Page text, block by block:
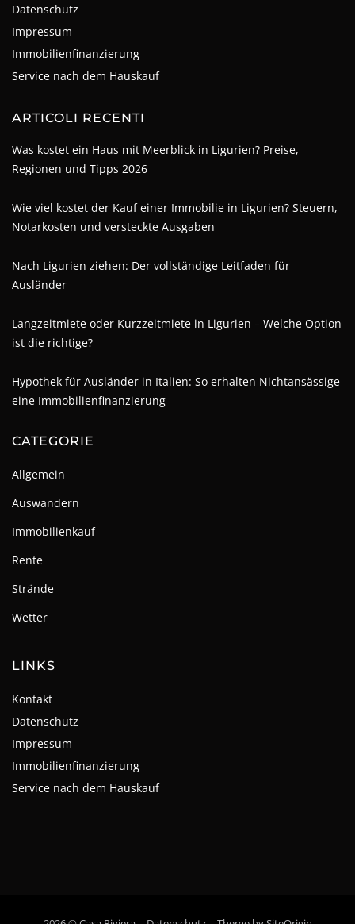
Datenschutz
Impressum
Immobilienfinanzierung
Service nach dem Hauskauf
ARTICOLI RECENTI
Was kostet ein Haus mit Meerblick in Ligurien? Preise,
Regionen und Tipps 2026
Wie viel kostet der Kauf einer Immobilie in Ligurien? Steuern,
Notarkosten und versteckte Ausgaben
Nach Ligurien ziehen: Der vollständige Leitfaden für
Ausländer
Langzeitmiete oder Kurzzeitmiete in Ligurien – Welche Option
ist die richtige?
Hypothek für Ausländer in Italien: So erhalten Nichtansässige
eine Immobilienfinanzierung
CATEGORIE
Allgemein
Auswandern
Immobilienkauf
Rente
Strände
Wetter
LINKS
Kontakt
Datenschutz
Impressum
Immobilienfinanzierung
Service nach dem Hauskauf